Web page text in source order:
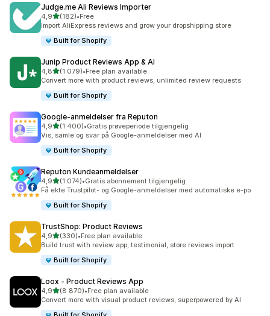
Judge.me Ali Reviews Importer
4,9av 5 stjerner
(182)
Totalt 182 omtaler
•Free
Import AliExpress reviews and grow your dropshipping store
Built for Shopify
Junip Product Reviews App & AI
4,8av 5 stjerner
(1 079)
Totalt 1079 omtaler
•Free plan available
Convert more with product reviews, unlimited review requests
Built for Shopify
Google‑anmeldelser fra Reputon
4,9av 5 stjerner
(1 400)
Totalt 1400 omtaler
•Gratis prøveperiode tilgjengelig
Vis, samle og svar på Google-anmeldelser med AI
Built for Shopify
Reputon Kundeanmeldelser
4,9av 5 stjerner
(1 074)
Totalt 1074 omtaler
•Gratis abonnement tilgjengelig
Få ekte Trustpilot- og Google-anmeldelser med automatiske e-po
Built for Shopify
TrustShop: Product Reviews
4,9av 5 stjerner
(330)
Totalt 330 omtaler
•Free plan available
Build trust with review app, testimonial, store reviews import
Built for Shopify
Loox ‑ Product Reviews App
4,9av 5 stjerner
(8 870)
Totalt 8870 omtaler
•Free plan available
Convert more with visual product reviews, superpowered by AI